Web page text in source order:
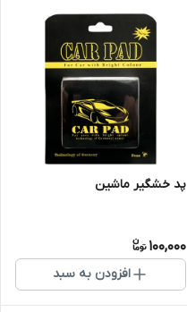
پد خشگیر ماشین
100,000
افزودن به سبد